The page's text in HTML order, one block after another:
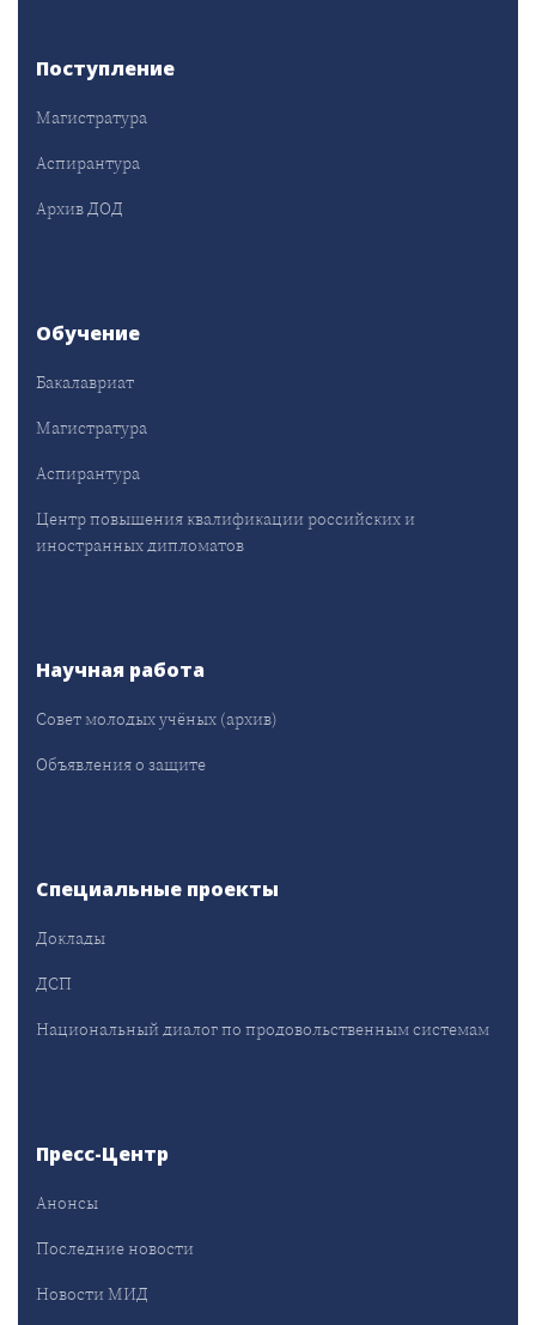
Поступление
Магистратура
Аспирантура
Архив ДОД
Обучение
Бакалавриат
Магистратура
Аспирантура
Центр повышения квалификации российских и
иностранных дипломатов
Научная работа
Совет молодых учёных (архив)
Объявления о защите
Специальные проекты
Доклады
ДСП
Национальный диалог по продовольственным системам
Пресс-Центр
Анонсы
Последние новости
Новости МИД